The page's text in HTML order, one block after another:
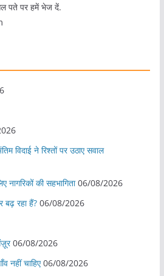
पते पर हमें भेज दें.
विदाई ने रिश्तों पर उठाए सवाल
की सहभागिता 06/08/2026
बढ़ रहा हैं? 06/08/2026
06/08/2026
नहीं चाहिए 06/08/2026